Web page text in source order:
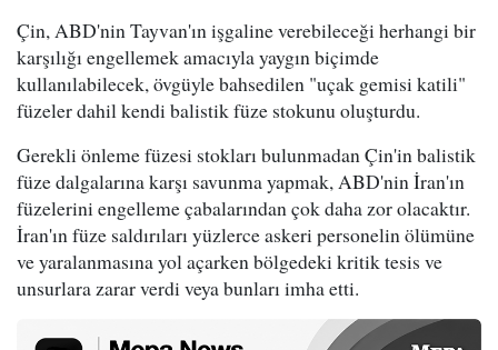
Çin, ABD'nin Tayvan'ın işgaline verebileceği herhangi bir
karşılığı engellemek amacıyla yaygın biçimde
kullanılabilecek, övgüyle bahsedilen "uçak gemisi katili"
füzeler dahil kendi balistik füze stokunu oluşturdu.
Gerekli önleme füzesi stokları bulunmadan Çin'in balistik
füze dalgalarına karşı savunma yapmak, ABD'nin İran'ın
füzelerini engelleme çabalarından çok daha zor olacaktır.
İran'ın füze saldırıları yüzlerce askeri personelin ölümüne
ve yaralanmasına yol açarken bölgedeki kritik tesis ve
unsurlara zarar verdi veya bunları imha etti.